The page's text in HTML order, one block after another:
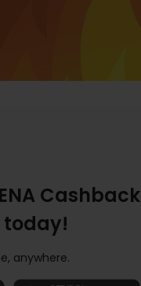
Cashback
today!
anywhere.